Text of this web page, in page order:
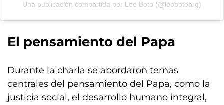
Una publicación compartida por Leo Boto (@leobotoarg)
El pensamiento del Papa
Durante la charla se abordaron temas
centrales del pensamiento del Papa, como la
justicia social, el desarrollo humano integral,